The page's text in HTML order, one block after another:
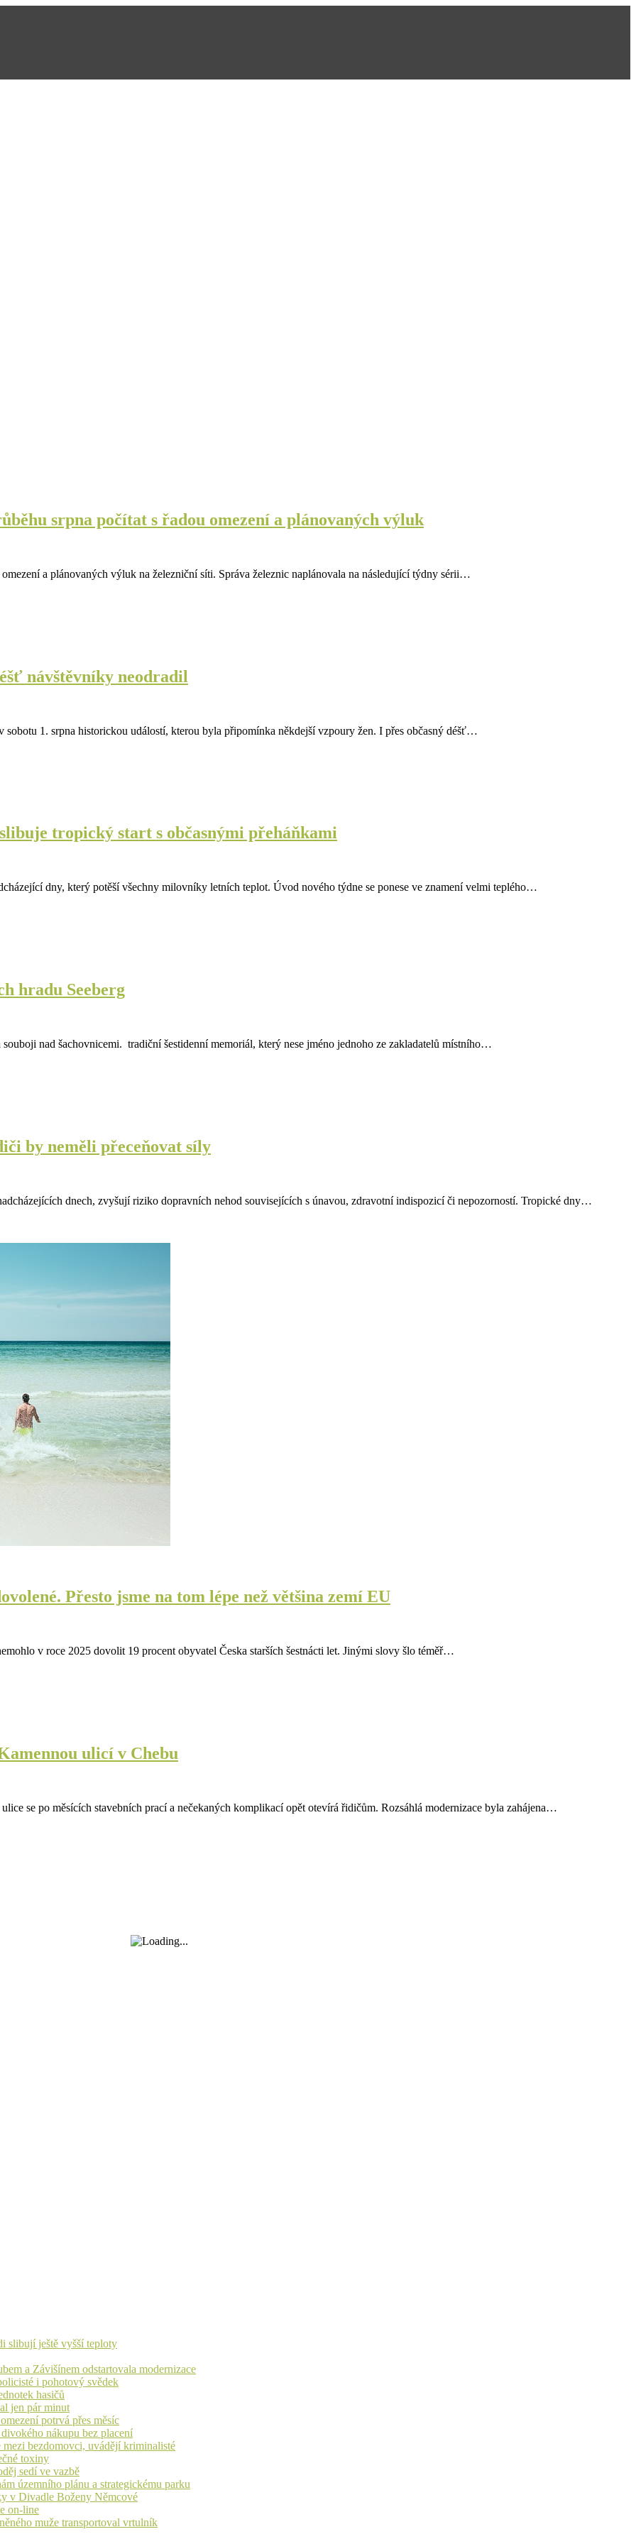
srpna počítat s řadou omezení a plánovaných výluk
a plánovaných výluk na železniční síti. Správa železnic naplánovala na následující týdny sérii…
návštěvníky neodradil
1. srpna historickou událostí, kterou byla připomínka někdejší vzpoury žen. I přes občasný déšť…
tropický start s občasnými přeháňkami
dny, který potěší všechny milovníky letních teplot. Úvod nového týdne se ponese ve znamení velmi teplého…
hradu Seeberg
nad šachovnicemi. tradiční šestidenní memoriál, který nese jméno jednoho ze zakladatelů místního…
by neměli přeceňovat síly
dnech, zvyšují riziko dopravních nehod souvisejících s únavou, zdravotní indispozicí či nepozorností. Tropické dny…
Přesto jsme na tom lépe než většina zemí EU
v roce 2025 dovolit 19 procent obyvatel Česka starších šestnácti let. Jinými slovy šlo téměř…
ulicí v Chebu
se po měsících stavebních prací a nečekaných komplikací opět otevírá řidičům. Rozsáhlá modernizace byla zahájena…
slibují ještě vyšší teploty
a Závišínem odstartovala modernizace
i pohotový svědek
hasičů
jen pár minut
potrvá přes měsíc
nákupu bez placení
bezdomovci, uvádějí kriminalisté
toxiny
sedí ve vazbě
územního plánu a strategickému parku
v Divadle Boženy Němcové
on-line
muže transportoval vrtulník